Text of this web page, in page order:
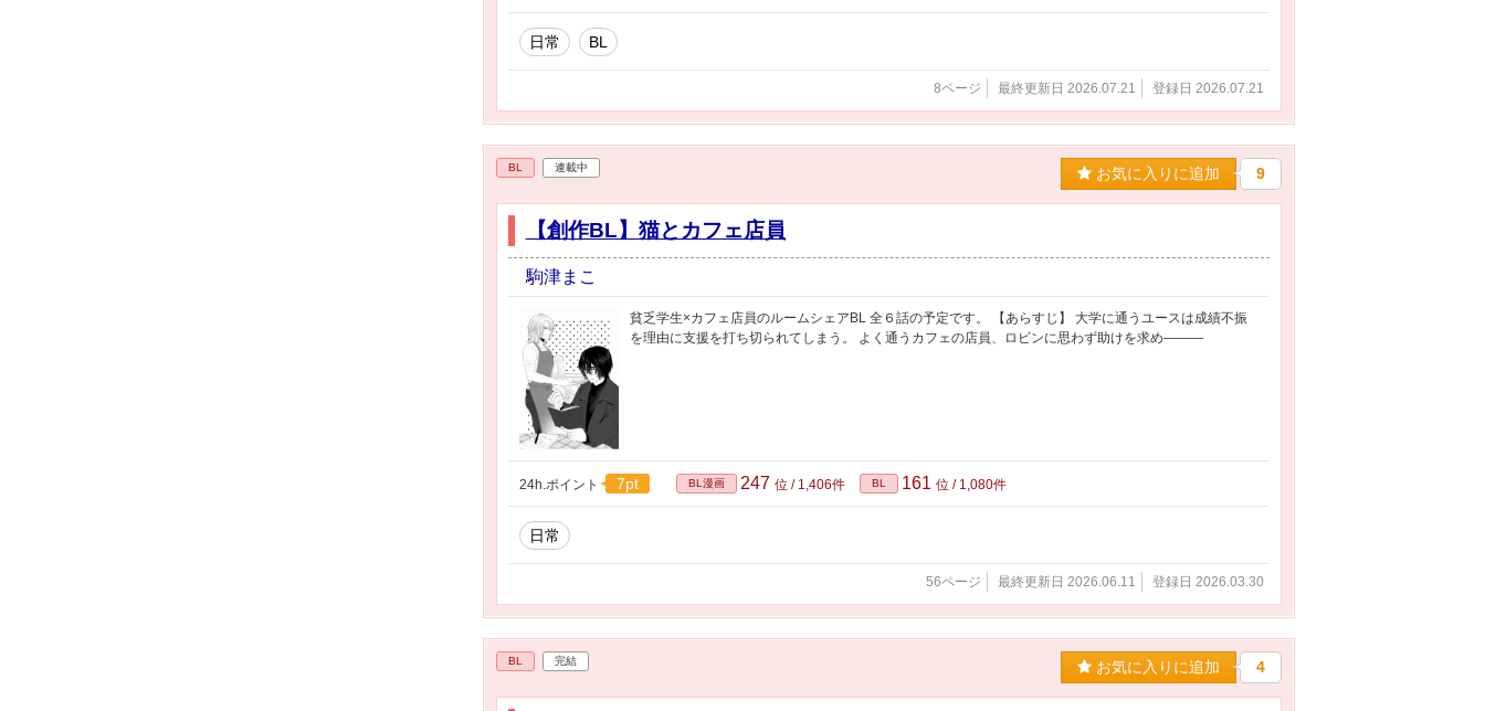
日常 BL
8ページ 最終更新日 2026.07.21 登録日 2026.07.21
BL 連載中 お気に入りに追加 9
【創作BL】猫とカフェ店員
駒津まこ
貧乏学生×カフェ店員のルームシェアBL 全６話の予定です。 【あらすじ】 大学に通うユースは成績不振
を理由に支援を打ち切られてしまう。 よく通うカフェの店員、ロビンに思わず助けを求め―――
24h.ポイント 7pt BL漫画 247 位 / 1,406件 BL 161 位 / 1,080件
日常
56ページ 最終更新日 2026.06.11 登録日 2026.03.30
BL 完結 お気に入りに追加 4